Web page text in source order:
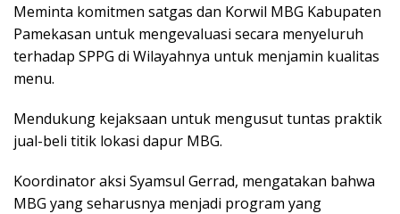
Meminta komitmen satgas dan Korwil MBG Kabupaten
Pamekasan untuk mengevaluasi secara menyeluruh
terhadap SPPG di Wilayahnya untuk menjamin kualitas
menu.
Mendukung kejaksaan untuk mengusut tuntas praktik
jual-beli titik lokasi dapur MBG.
Koordinator aksi Syamsul Gerrad, mengatakan bahwa
MBG yang seharusnya menjadi program yang